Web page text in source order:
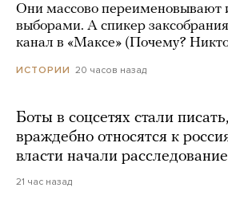
Они массово переименовывают
выборами. А спикер
канал в «Максе» (Почему?
ИСТОРИИ 20 часов назад
Боты в соцсетях стали
враждебно относятся к
власти начали расследование
21 час назад